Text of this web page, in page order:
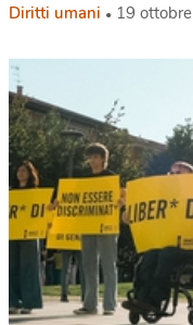
Diritti umani 19